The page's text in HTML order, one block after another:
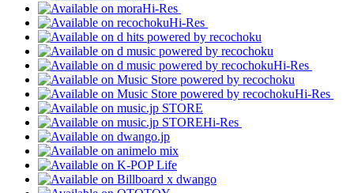
Hi-Res
Hi-Res
Hi-Res
Hi-Res
Hi-Res